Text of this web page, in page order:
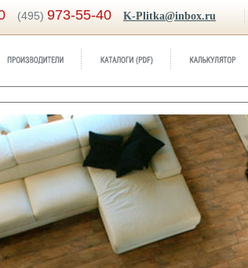
(495) 973-55-40 K-Plitka@inbox.ru